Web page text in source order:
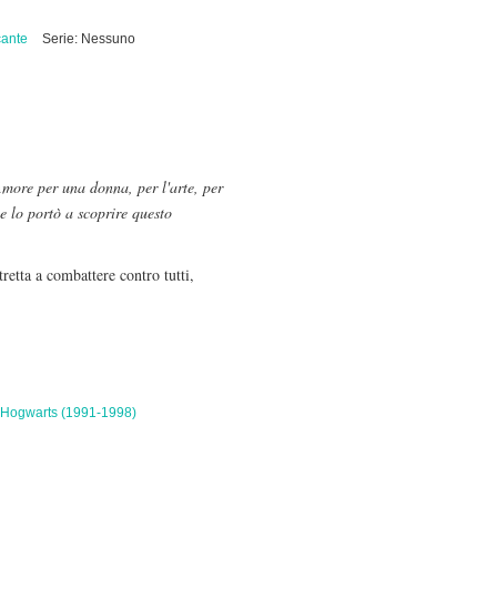
Serie: Nessuno
per una donna, per l'arte, per
portò a scoprire questo
a combattere contro tutti,
(1991-1998)